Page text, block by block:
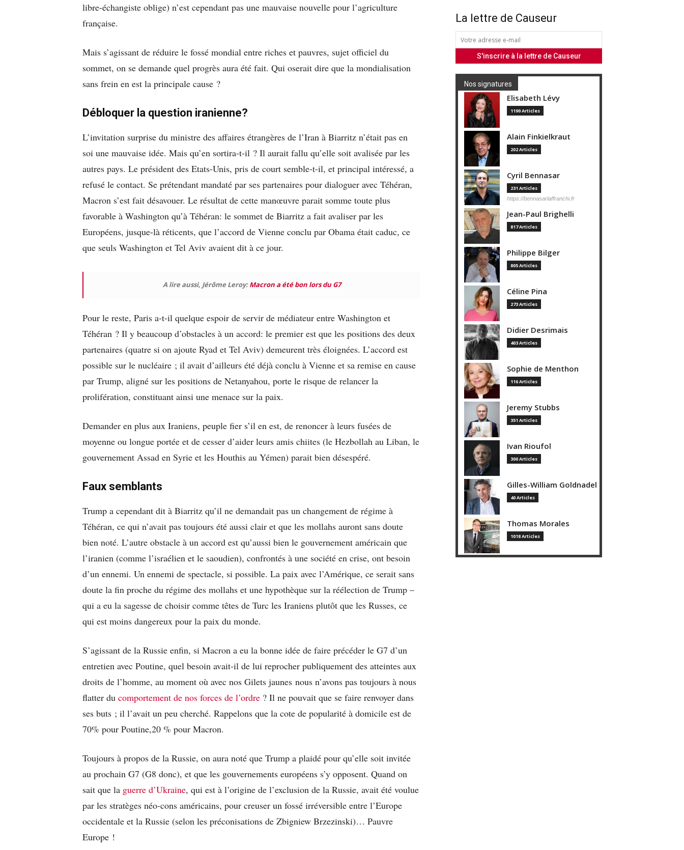
libre-échangiste oblige) n’est cependant pas une mauvaise nouvelle pour l’agriculture
française.
Mais s’agissant de réduire le fossé mondial entre riches et pauvres, sujet officiel du
sommet, on se demande quel progrès aura été fait. Qui oserait dire que la mondialisation
sans frein en est la principale cause ?
Débloquer la question iranienne?
L’invitation surprise du ministre des affaires étrangères de l’Iran à Biarritz n’était pas en
soi une mauvaise idée. Mais qu’en sortira-t-il ? Il aurait fallu qu’elle soit avalisée par les
autres pays. Le président des Etats-Unis, pris de court semble-t-il, et principal intéressé, a
refusé le contact. Se prétendant mandaté par ses partenaires pour dialoguer avec Téhéran,
Macron s’est fait désavouer. Le résultat de cette manœuvre parait somme toute plus
favorable à Washington qu’à Téhéran: le sommet de Biarritz a fait avaliser par les
Européens, jusque-là réticents, que l’accord de Vienne conclu par Obama était caduc, ce
que seuls Washington et Tel Aviv avaient dit à ce jour.
A lire aussi, Jérôme Leroy:Macron a été bon lors du G7
Pour le reste, Paris a-t-il quelque espoir de servir de médiateur entre Washington et
Téhéran ? Il y beaucoup d’obstacles à un accord: le premier est que les positions des deux
partenaires (quatre si on ajoute Ryad et Tel Aviv) demeurent très éloignées. L’accord est
possible sur le nucléaire ; il avait d’ailleurs été déjà conclu à Vienne et sa remise en cause
par Trump, aligné sur les positions de Netanyahou, porte le risque de relancer la
prolifération, constituant ainsi une menace sur la paix.
Demander en plus aux Iraniens, peuple fier s’il en est, de renoncer à leurs fusées de
moyenne ou longue portée et de cesser d’aider leurs amis chiites (le Hezbollah au Liban, le
gouvernement Assad en Syrie et les Houthis au Yémen) parait bien désespéré.
Faux semblants
Trump a cependant dit à Biarritz qu’il ne demandait pas un changement de régime à
Téhéran, ce qui n’avait pas toujours été aussi clair et que les mollahs auront sans doute
bien noté. L’autre obstacle à un accord est qu’aussi bien le gouvernement américain que
l’iranien (comme l’israélien et le saoudien), confrontés à une société en crise, ont besoin
d’un ennemi. Un ennemi de spectacle, si possible. La paix avec l’Amérique, ce serait sans
doute la fin proche du régime des mollahs et une hypothèque sur la réélection de Trump –
qui a eu la sagesse de choisir comme têtes de Turc les Iraniens plutôt que les Russes, ce
qui est moins dangereux pour la paix du monde.
S’agissant de la Russie enfin, si Macron a eu la bonne idée de faire précéder le G7 d’un
entretien avec Poutine, quel besoin avait-il de lui reprocher publiquement des atteintes aux
droits de l’homme, au moment où avec nos Gilets jaunes nous n’avons pas toujours à nous
flatter du comportement de nos forces de l’ordre ? Il ne pouvait que se faire renvoyer dans
ses buts ; il l’avait un peu cherché. Rappelons que la cote de popularité à domicile est de
70% pour Poutine,20 % pour Macron.
Toujours à propos de la Russie, on aura noté que Trump a plaidé pour qu’elle soit invitée
au prochain G7 (G8 donc), et que les gouvernements européens s’y opposent. Quand on
sait que la guerre d’Ukraine, qui est à l’origine de l’exclusion de la Russie, avait été voulue
par les stratèges néo-cons américains, pour creuser un fossé irréversible entre l’Europe
occidentale et la Russie (selon les préconisations de Zbigniew Brzezinski)… Pauvre
Europe !
La lettre de Causeur
Nos signatures
Elisabeth Lévy
1190 Articles
Alain Finkielkraut
202 Articles
Cyril Bennasar
231 Articles
https://bennasarlaffranchi.fr
Jean-Paul Brighelli
817 Articles
Philippe Bilger
805 Articles
Céline Pina
273 Articles
Didier Desrimais
403 Articles
Sophie de Menthon
116 Articles
Jeremy Stubbs
351 Articles
Ivan Rioufol
300 Articles
Gilles-William Goldnadel
40 Articles
Thomas Morales
1018 Articles